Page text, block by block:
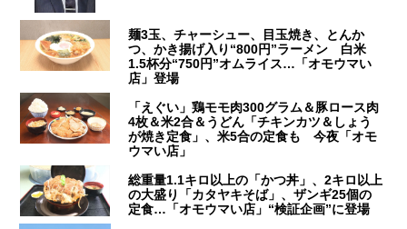
麺3玉、チャーシュー、目玉焼き、とんか
つ、かき揚げ入り“800円”ラーメン 白米
1.5杯分“750円”オムライス…「オモウマい
店」登場
「えぐい」鶏モモ肉300グラム＆豚ロース肉
4枚＆米2合＆うどん「チキンカツ＆しょう
が焼き定食」、米5合の定食も 今夜「オモ
ウマい店」
総重量1.1キロ以上の「かつ丼」、2キロ以上
の大盛り「カタヤキそば」、ザンギ25個の
定食…「オモウマい店」“検証企画”に登場